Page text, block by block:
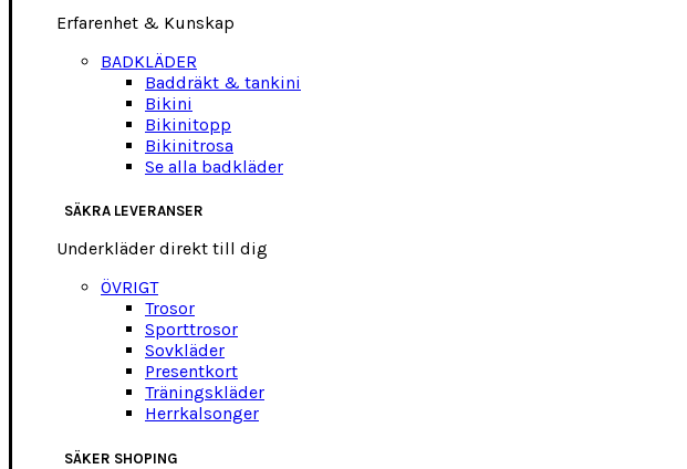
Erfarenhet & Kunskap
BADKLÄDER
Baddräkt & tankini
Bikini
Bikinitopp
Bikinitrosa
Se alla badkläder
SÄKRA LEVERANSER
Underkläder direkt till dig
ÖVRIGT
Trosor
Sporttrosor
Sovkläder
Presentkort
Träningskläder
Herrkalsonger
SÄKER SHOPING